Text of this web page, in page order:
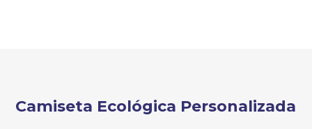
Camiseta Ecológica Personalizada